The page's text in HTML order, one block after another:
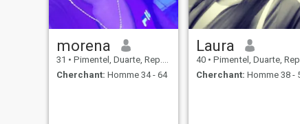
morena
31 • Pimentel, Duarte, Rep.Dominicaine
Cherchant: Homme 34 - 64
Laura
40 • Pimentel, Duarte, Rep.Dominicaine
Cherchant: Homme 38 -